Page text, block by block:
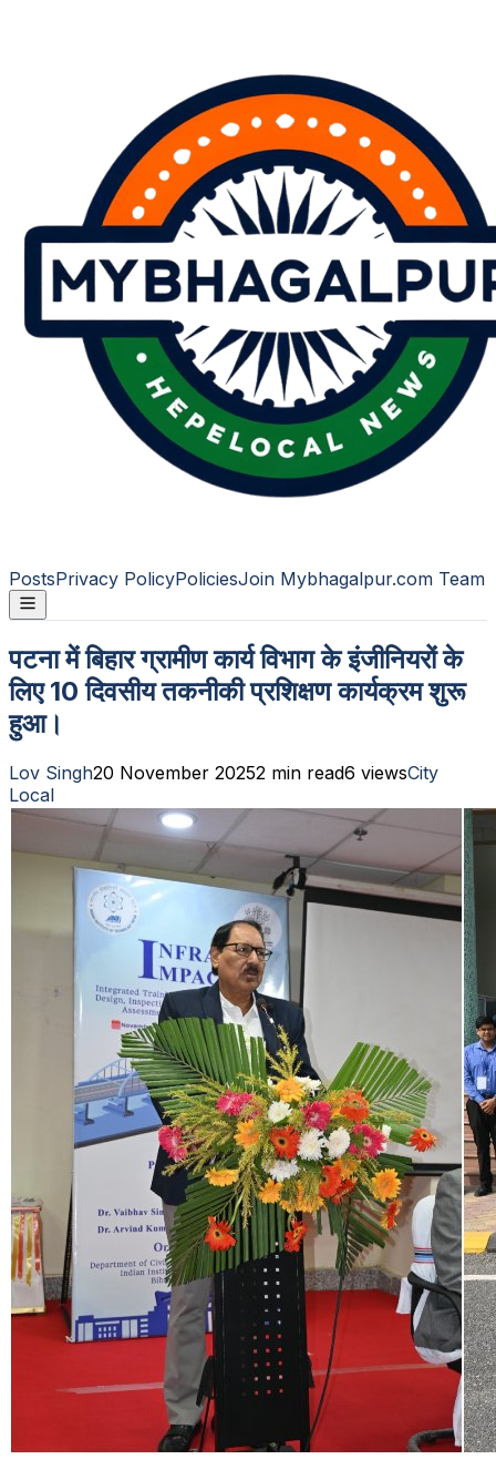
PostsPrivacy PolicyPoliciesJoin Mybhagalpur.com Team
पटना में बिहार ग्रामीण कार्य विभाग के इंजीनियरों के
लिए 10 दिवसीय तकनीकी प्रशिक्षण कार्यक्रम शुरू
हुआ।
Lov Singh20 November 20252 min read6 viewsCity
Local